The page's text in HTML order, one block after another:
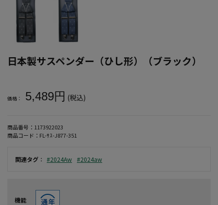
日本製サスペンダー（ひし形）（ブラック）
価格： 5,489円 (税込)
商品番号： 1173922023
商品コード： FL-ｻｽ-J877-351
関連タグ ： #2024Aw #2024aw
機能